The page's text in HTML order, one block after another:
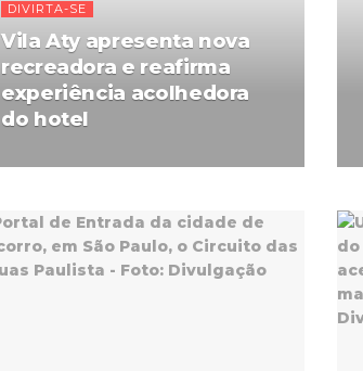
DIVIRTA-SE
Vila Aty apresenta nova
recreadora e reafirma
experiência acolhedora
do hotel